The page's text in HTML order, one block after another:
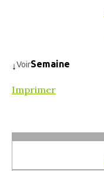
↓VoirSemaine
Imprimer